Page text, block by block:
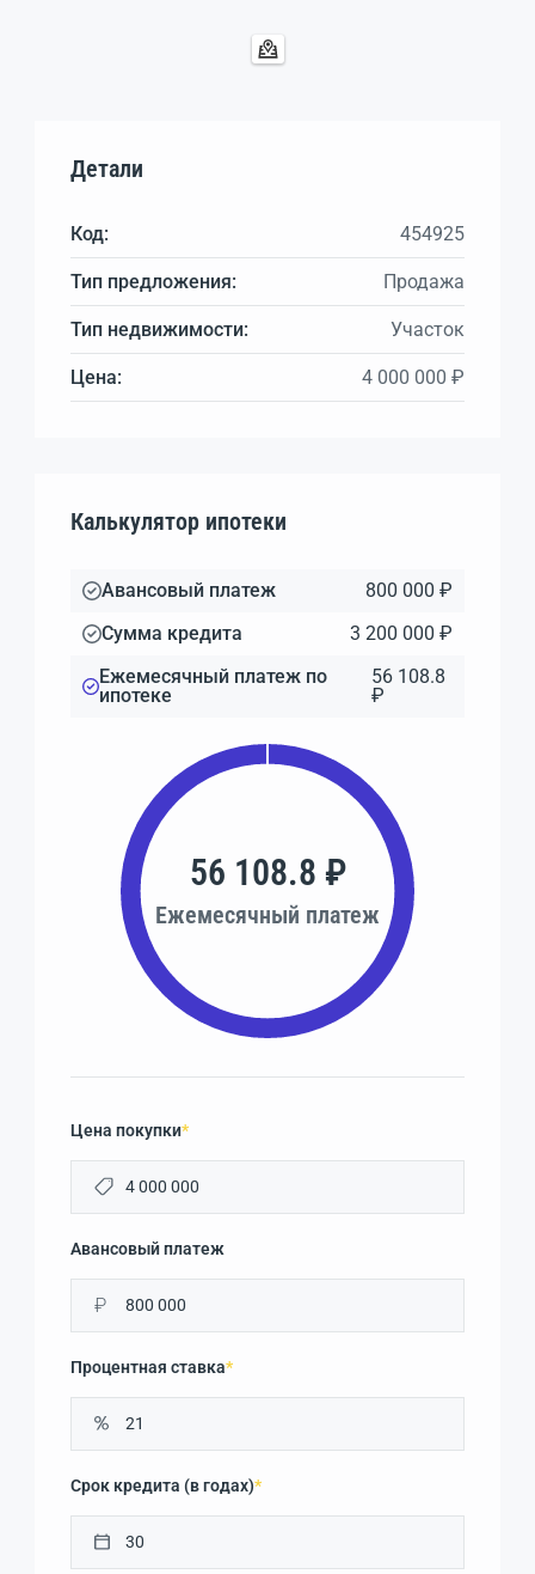
Детали
Код: 454925
Тип предложения: Продажа
Тип недвижимости: Участок
Цена: 4 000 000 ₽
Калькулятор ипотеки
Авансовый платеж
800 000 ₽
Сумма кредита
3 200 000 ₽
Ежемесячный платеж по
ипотеке
56 108.8
₽
56 108.8 ₽
Ежемесячный платеж
Цена покупки*
Авансовый платеж
₽
Процентная ставка*
Срок кредита (в годах)*